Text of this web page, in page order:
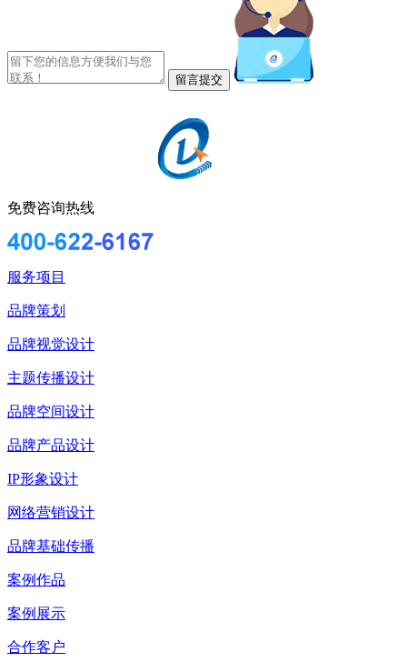
免费咨询热线
服务项目
品牌策划
品牌视觉设计
主题传播设计
品牌空间设计
品牌产品设计
IP形象设计
网络营销设计
品牌基础传播
案例作品
案例展示
合作客户